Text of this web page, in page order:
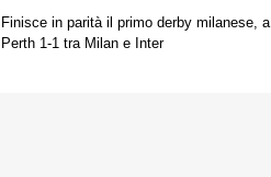
Finisce in parità il primo derby milanese, a
Perth 1-1 tra Milan e Inter